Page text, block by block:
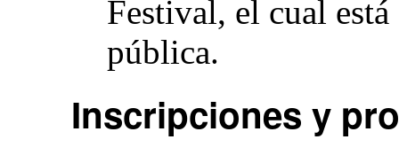
Festival, el cual
pública.
Inscripciones y